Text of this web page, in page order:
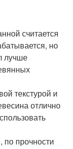
считается
но
лучше
текстурой и
отлично
по прочности